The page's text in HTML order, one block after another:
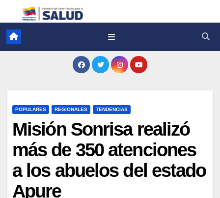
POPULARES REGIONALES TENDENCIAS
Misión Sonrisa realizó
más de 350 atenciones
a los abuelos del estado
Apure